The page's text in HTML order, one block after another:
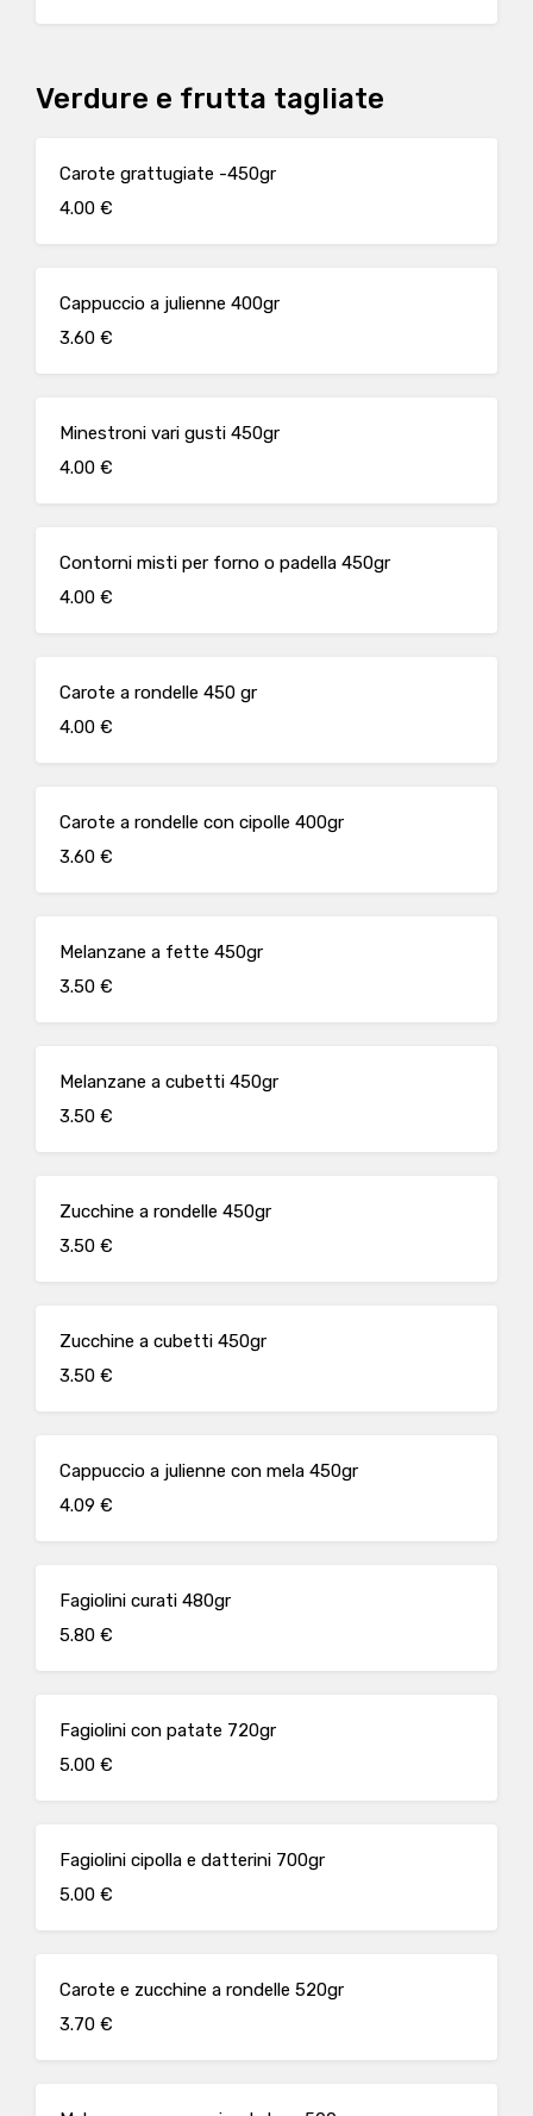
Verdure e frutta tagliate
Carote grattugiate -450gr
4.00 €
Cappuccio a julienne 400gr
3.60 €
Minestroni vari gusti 450gr
4.00 €
Contorni misti per forno o padella 450gr
4.00 €
Carote a rondelle 450 gr
4.00 €
Carote a rondelle con cipolle 400gr
3.60 €
Melanzane a fette 450gr
3.50 €
Melanzane a cubetti 450gr
3.50 €
Zucchine a rondelle 450gr
3.50 €
Zucchine a cubetti 450gr
3.50 €
Cappuccio a julienne con mela 450gr
4.09 €
Fagiolini curati 480gr
5.80 €
Fagiolini con patate 720gr
5.00 €
Fagiolini cipolla e datterini 700gr
5.00 €
Carote e zucchine a rondelle 520gr
3.70 €